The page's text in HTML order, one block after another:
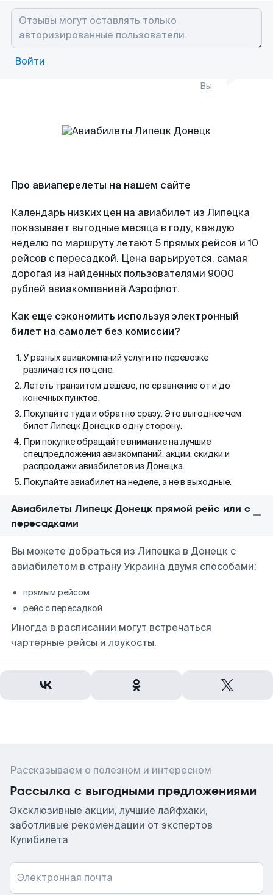
Войти
Вы
Про авиаперелеты на нашем сайте
Календарь низких цен на авиабилет из Липецка
показывает выгодные месяца в году, каждую
неделю по маршруту летают 5 прямых рейсов и 10
рейсов с пересадкой. Цена варьируется, самая
дорогая из найденных пользователями 9000
рублей авиакомпанией Аэрофлот.
Как еще сэкономить используя электронный
билет на самолет без комиссии?
У разных авиакомпаний услуги по перевозке
различаются по цене.
Лететь транзитом дешево, по сравнению от и до
конечных пунктов.
Покупайте туда и обратно сразу. Это выгоднее чем
билет Липецк Донецк в одну сторону.
При покупке обращайте внимание на лучшие
спецпредложения авиакомпаний, акции, скидки и
распродажи авиабилетов из Донецка.
Покупайте авиабилет на неделе, а не в выходные.
Авиабилеты Липецк Донецк прямой рейс или с
пересадками
Вы можете добраться из Липецка в Донецк с
авиабилетом в страну Украина двумя способами:
прямым рейсом
рейс с пересадкой
Иногда в расписании могут встречаться
чартерные рейсы и лоукосты.
Рассказываем о полезном и интересном
Рассылка с выгодными предложениями
Эксклюзивные акции, лучшие лайфхаки,
заботливые рекомендации от экспертов
Купибилета
Электронная почта